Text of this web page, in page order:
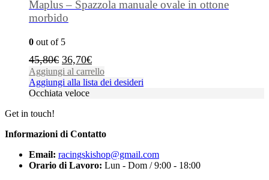
Maplus – Spazzola manuale ovale in ottone
morbido
0 out of 5
45,80€ 36,70€
Aggiungi al carrello
Aggiungi alla lista dei desideri
Occhiata veloce
Get in touch!
Informazioni di Contatto
Email: racingskishop@gmail.com
Orario di Lavoro: Lun - Dom / 9:00 - 18:00